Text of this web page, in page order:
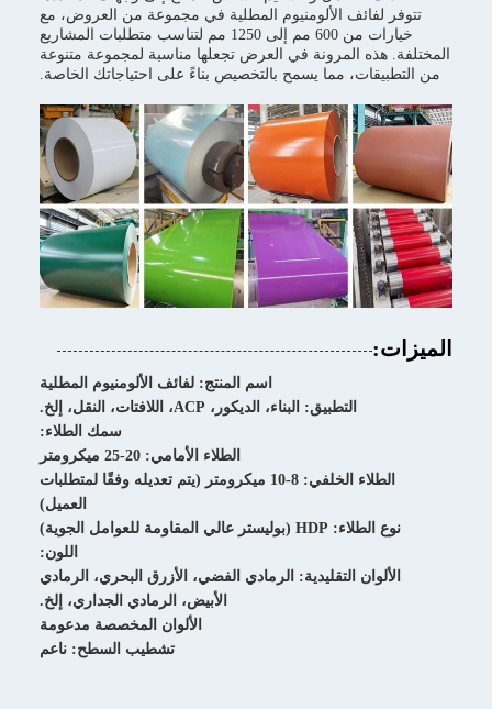
تتوفر لفائف الألومنيوم المطلية في مجموعة من العروض، مع
خيارات من 600 مم إلى 1250 مم لتناسب متطلبات المشاريع
المختلفة. هذه المرونة في العرض تجعلها مناسبة لمجموعة متنوعة
من التطبيقات، مما يسمح بالتخصيص بناءً على احتياجاتك الخاصة.
الميزات:
اسم المنتج: لفائف الألومنيوم المطلية
التطبيق: البناء، الديكور، ACP، اللافتات، النقل، إلخ.
سمك الطلاء:
الطلاء الأمامي: 20-25 ميكرومتر
الطلاء الخلفي: 8-10 ميكرومتر (يتم تعديله وفقًا لمتطلبات
العميل)
نوع الطلاء: HDP (بوليستر عالي المقاومة للعوامل الجوية)
اللون:
الألوان التقليدية: الرمادي الفضي، الأزرق البحري، الرمادي
الأبيض، الرمادي الجداري، إلخ.
الألوان المخصصة مدعومة
تشطيب السطح: ناعم